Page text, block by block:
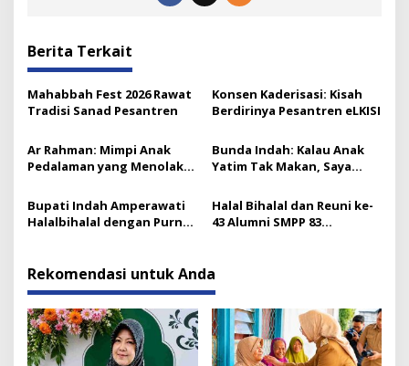
Berita Terkait
Mahabbah Fest 2026 Rawat
Tradisi Sanad Pesantren
Konsen Kaderisasi: Kisah
Berdirinya Pesantren eLKISI
Ar Rahman: Mimpi Anak
Pedalaman yang Menolak
Bunda Indah: Kalau Anak
Yatim Tak Makan, Saya
Bupati Indah Amperawati
Halalbihalal dengan Purna
Halal Bihalal dan Reuni ke-
43 Alumni SMPP 83
untuk Guru
Rekomendasi untuk Anda